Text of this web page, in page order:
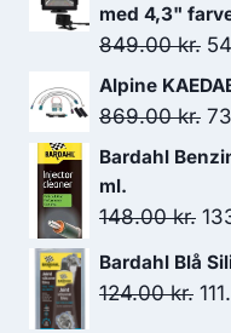
med 4,3"
849.00kr.
Alpine
869.00kr.
Bardahl
ml.
148.00kr.
Bardahl Blå
124.00kr.